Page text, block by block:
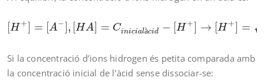
H + = [A− , [HA = Cinicialàcid − H + → H + =
Si la concentració d’ions hidrogen és petita comparada amb
la concentració inicial de l’àcid sense dissociar-se: